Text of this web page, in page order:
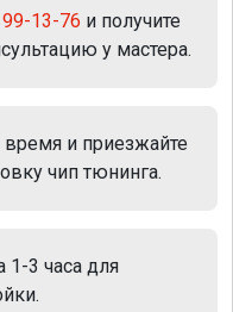
13-76 и получите
у мастера.
и приезжайте
чип тюнинга.
1-3 часа для